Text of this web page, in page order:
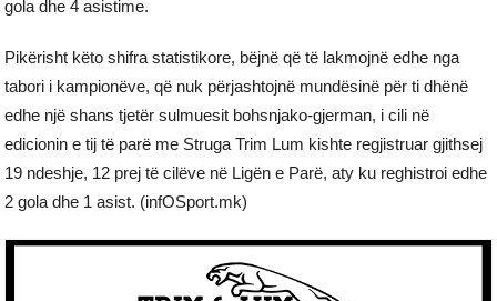
gola dhe 4 asistime.
Pikërisht këto shifra statistikore, bëjnë që të lakmojnë edhe nga
tabori i kampionëve, që nuk përjashtojnë mundësinë për ti dhënë
edhe një shans tjetër sulmuesit bohsnjako-gjerman, i cili në
edicionin e tij të parë me Struga Trim Lum kishte regjistruar gjithsej
19 ndeshje, 12 prej të cilëve në Ligën e Parë, aty ku reghistroi edhe
2 gola dhe 1 asist. (infOSport.mk)